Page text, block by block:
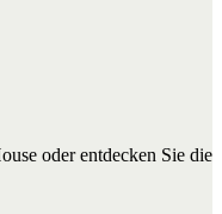
oder entdecken Sie die